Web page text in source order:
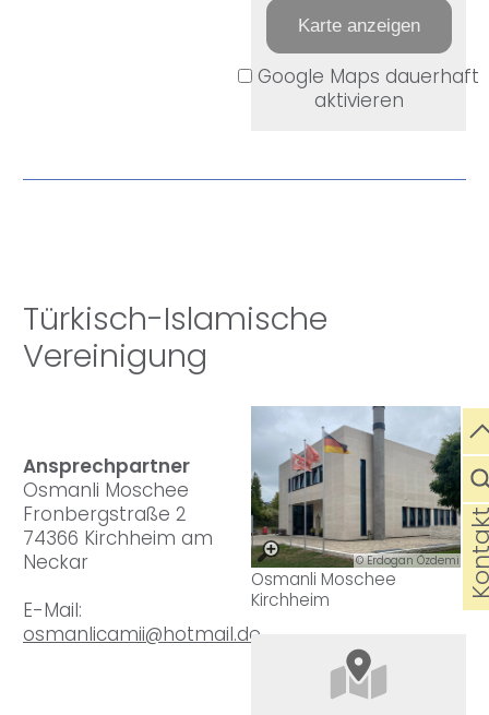
Karte anzeigen
Google Maps dauerhaft
aktivieren
Türkisch-Islamische
Vereinigung
Ansprechpartner
Osmanli Moschee
Fronbergstraße 2
74366 Kirchheim am
Neckar
E-Mail:
osmanlicamii@hotmail.de
© Erdogan Özdemir
Osmanli Moschee
Kirchheim